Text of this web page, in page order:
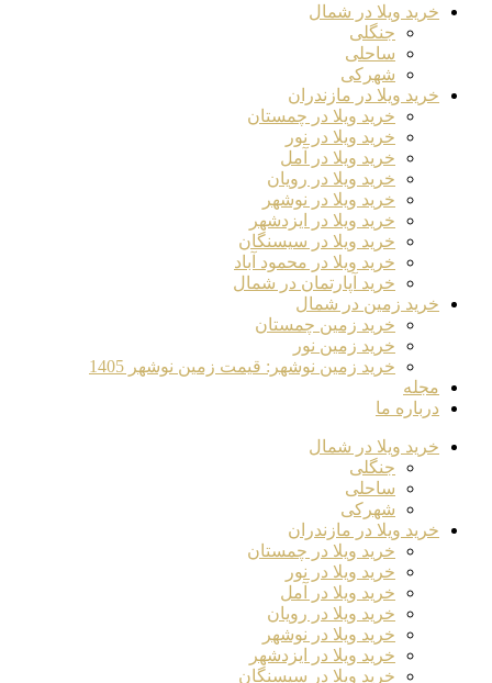
خرید ویلا در شمال
جنگلی
ساحلی
شهرکی
خرید ویلا در مازندران
خرید ویلا در چمستان
خرید ویلا در نور
خرید ویلا در آمل
خرید ویلا در رویان
خرید ویلا در نوشهر
خرید ویلا در ایزدشهر
خرید ویلا در سیسنگان
خرید ویلا در محمود آباد
خرید آپارتمان در شمال
خرید زمین در شمال
خرید زمین چمستان
خرید زمین نور
خرید زمین نوشهر: قیمت زمین نوشهر 1405
مجله
درباره ما
خرید ویلا در شمال
جنگلی
ساحلی
شهرکی
خرید ویلا در مازندران
خرید ویلا در چمستان
خرید ویلا در نور
خرید ویلا در آمل
خرید ویلا در رویان
خرید ویلا در نوشهر
خرید ویلا در ایزدشهر
خرید ویلا در سیسنگان